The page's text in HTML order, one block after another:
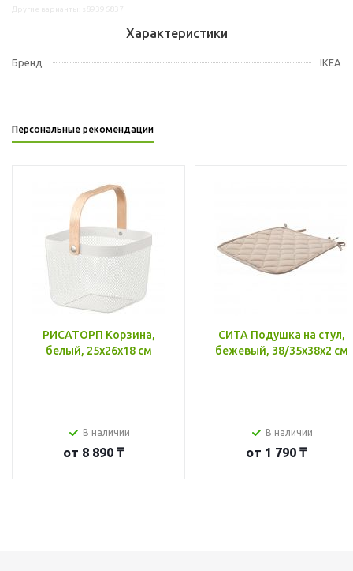
Характеристики
Бренд IKEA
Персональные рекомендации
РИСАТОРП Корзина,
белый, 25x26x18 см
В наличии
от 8 890 ₸
СИТА Подушка на стул,
бежевый, 38/35x38x2 см
В наличии
от 1 790 ₸